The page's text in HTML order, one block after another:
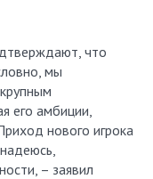
что
мы
его амбиции,
нового игрока
– заявил